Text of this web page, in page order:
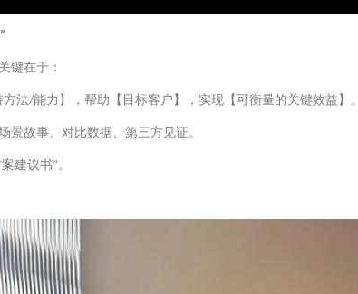
”
键在于：
方法/能力】，帮助【目标客户】，实现【可衡量的关键效益】。
景故事、对比数据、第三方见证。
建议书” 。